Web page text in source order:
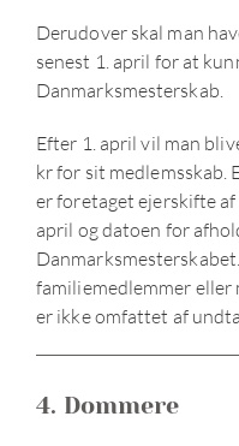
Derudover skal man
senest 1. april for at
Danmarksmesterskab.
Efter 1. april vil man
kr for sit medlemsskab.
er foretaget ejerskifte af
april og datoen for
familiemedlemmer eller
er ikke omfattet af
4. Dommere